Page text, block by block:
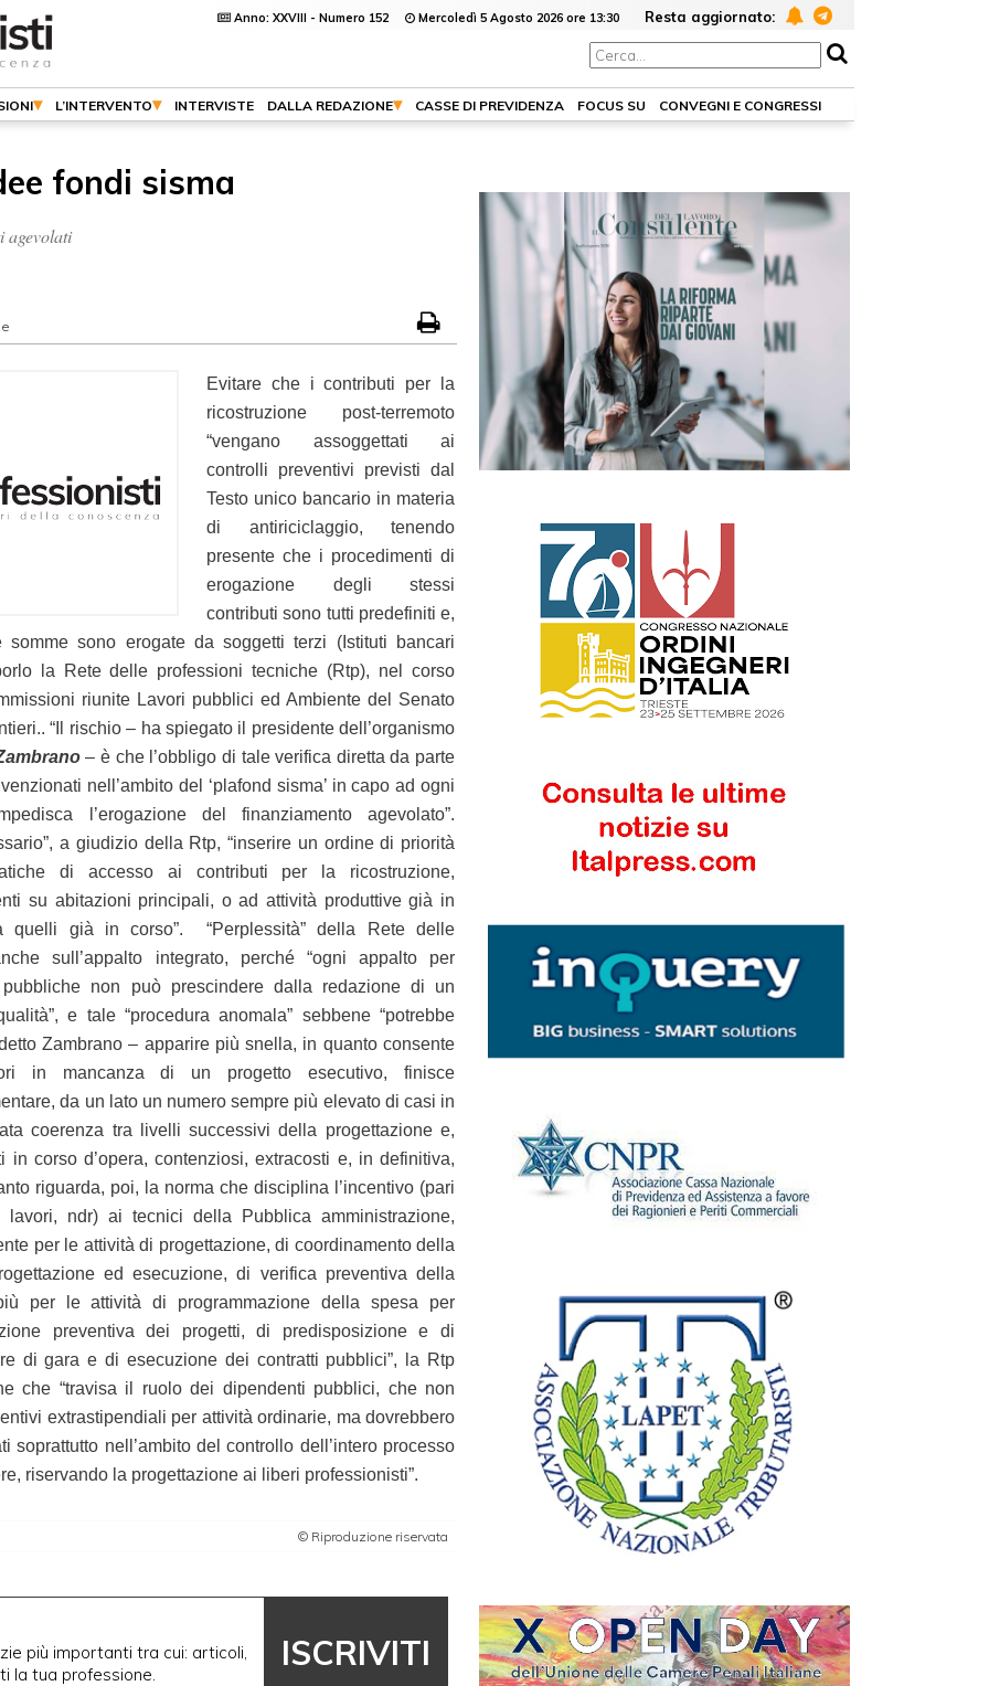
Anno: XXVIII - Numero 152 Mercoledì 5 Agosto 2026 ore 13:30 Resta aggiornato:
L’INTERVENTO INTERVISTE DALLA REDAZIONE CASSE DI PREVIDENZA FOCUS SU CONVEGNI E CONGRESSI
fondi sisma
agevolati
Evitare che i contributi per la
ricostruzione post-terremoto
“vengano assoggettati ai
controlli preventivi previsti dal
Testo unico bancario in materia
di antiriciclaggio, tenendo
presente che i procedimenti di
erogazione degli stessi
contributi sono tutti predefiniti e,
sono erogate da soggetti terzi (Istituti bancari
la Rete delle professioni tecniche (Rtp), nel corso
riunite Lavori pubblici ed Ambiente del Senato
“Il rischio – ha spiegato il presidente dell’organismo
– è che l’obbligo di tale verifica diretta da parte
nell’ambito del ‘plafond sisma’ in capo ad ogni
l’erogazione del finanziamento agevolato”.
a giudizio della Rtp, “inserire un ordine di priorità
di accesso ai contributi per la ricostruzione,
su abitazioni principali, o ad attività produttive già in
quelli già in corso”. “Perplessità” della Rete delle
sull’appalto integrato, perché “ogni appalto per
pubbliche non può prescindere dalla redazione di un
e tale “procedura anomala” sebbene “potrebbe
Zambrano – apparire più snella, in quanto consente
in mancanza di un progetto esecutivo, finisce
da un lato un numero sempre più elevato di casi in
coerenza tra livelli successivi della progettazione e,
in corso d’opera, contenziosi, extracosti e, in definitiva,
riguarda, poi, la norma che disciplina l’incentivo (pari
lavori, ndr) ai tecnici della Pubblica amministrazione,
per le attività di progettazione, di coordinamento della
ed esecuzione, di verifica preventiva della
per le attività di programmazione della spesa per
preventiva dei progetti, di predisposizione e di
di gara e di esecuzione dei contratti pubblici”, la Rtp
che “travisa il ruolo dei dipendenti pubblici, che non
extrastipendiali per attività ordinarie, ma dovrebbero
soprattutto nell’ambito del controllo dell’intero processo
riservando la progettazione ai liberi professionisti”.
© Riproduzione riservata
più importanti tra cui: articoli,
la tua professione.
ISCRIVITI